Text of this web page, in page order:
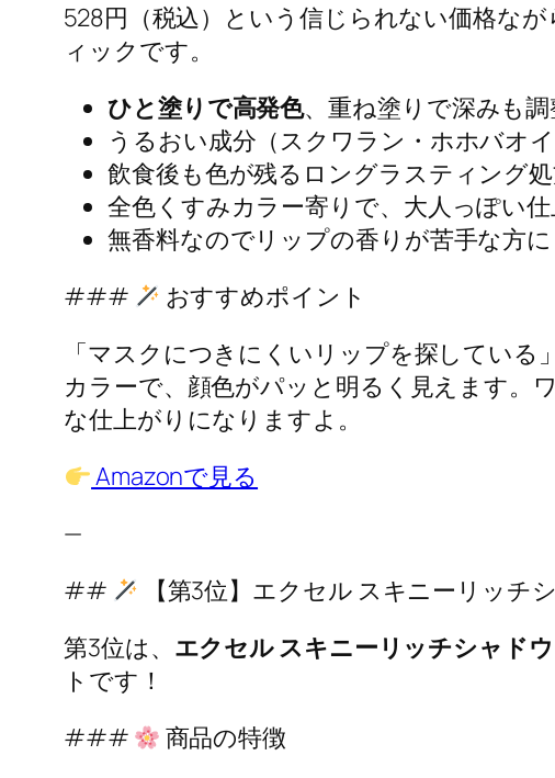
528円（税込）という信じられない価格なが
ィックです。
ひと塗りで高発色、重ね塗りで深みも
うるおい成分（スクワラン・ホホバオ
飲食後も色が残るロングラスティング
全色くすみカラー寄りで、大人っぽい
無香料なのでリップの香りが苦手な方
###
おすすめポイント
「マスクにつきにくいリップを探している
カラーで、顔色がパッと明るく見えます。
な仕上がりになりますよ。
Amazonで見る
—
##
【第3位】エクセル スキニーリッチ
第3位は、 エクセル スキニーリッチシャドウ
トです！
###
商品の特徴